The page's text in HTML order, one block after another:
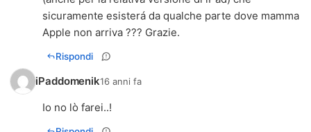
sicuramente esisterá da qualche parte dove mamma
Apple non arriva ??? Grazie.
Rispondi
iPaddomenik16 anni fa
Io no lò farei..!